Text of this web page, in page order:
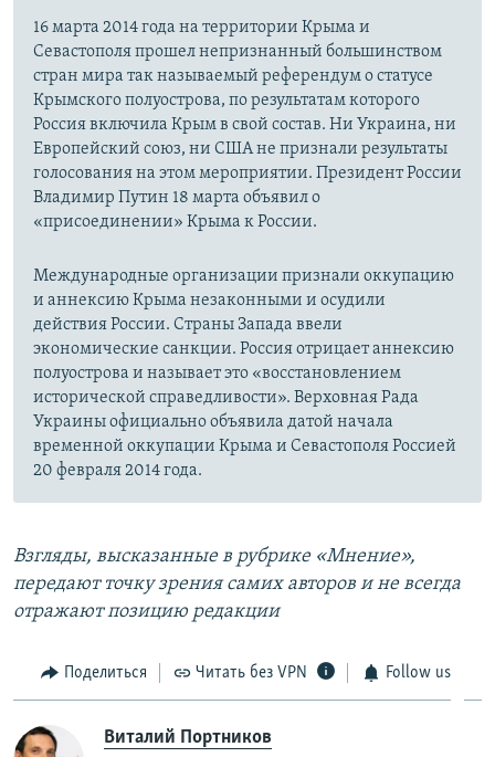
16 марта 2014 года на территории Крыма и
Севастополя прошел непризнанный большинством
стран мира так называемый референдум о статусе
Крымского полуострова, по результатам которого
Россия включила Крым в свой состав. Ни Украина, ни
Европейский союз, ни США не признали результаты
голосования на этом мероприятии. Президент России
Владимир Путин 18 марта объявил о
«присоединении» Крыма к России.
Международные организации признали оккупацию
и аннексию Крыма незаконными и осудили
действия России. Страны Запада ввели
экономические санкции. Россия отрицает аннексию
полуострова и называет это «восстановлением
исторической справедливости». Верховная Рада
Украины официально объявила датой начала
временной оккупации Крыма и Севастополя Россией
20 февраля 2014 года.
Взгляды, высказанные в рубрике «Мнение»,
передают точку зрения самих авторов и не всегда
отражают позицию редакции
Поделиться Читать без VPN Follow us
Виталий Портников